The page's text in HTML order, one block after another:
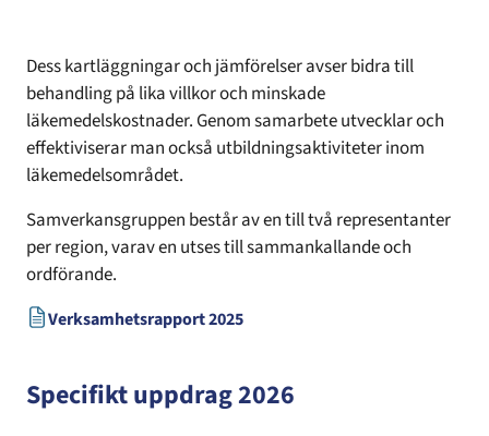
Dess kartläggningar och jämförelser avser bidra till
behandling på lika villkor och minskade
läkemedelskostnader. Genom samarbete utvecklar och
effektiviserar man också utbildningsaktiviteter inom
läkemedelsområdet.
Samverkansgruppen består av en till två representanter
per region, varav en utses till sammankallande och
ordförande.
Verksamhetsrapport 2025
Öppnas i ny flik
Specifikt uppdrag 2026